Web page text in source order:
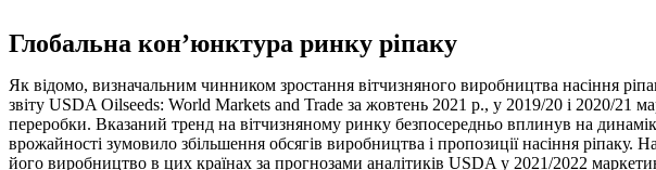
Глобальна кон’юнктура ринку ріпаку
Як відомо, визначальним чинником зростання вітчизняного виробництва насіння
звіту USDA Oilseeds: World Markets and Trade за жовтень 2021 р., у 2019/20 і 2020/21
переробки. Вказаний тренд на вітчизняному ринку безпосередньо вплинув на
врожайності зумовило збільшення обсягів виробництва і пропозиції насіння
його виробництво в цих країнах за прогнозами аналітиків USDA у 2021/2022